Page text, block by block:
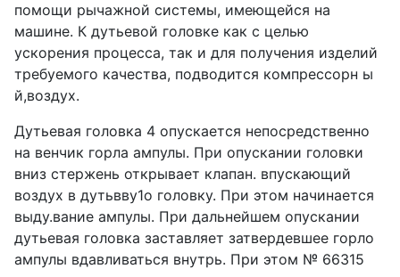
помощи рычажной системы, имеющейся на
машине. К дутьевой головке как с целью
ускорения процесса, так и для получения изделий
требуемого качества, подводится компрессорн ы
й,воздух.
Дутьевая головка 4 опускается непосредственно
на венчик горла ампулы. При опускании головки
вниз стержень открывает клапан. впускающий
воздух в дутьвву1о головку. При этом начинается
выду.вание ампулы. При дальнейшем опускании
дутьевая головка заставляет затвердевшее горло
ампулы вдавливаться внутрь. При этом № 66315